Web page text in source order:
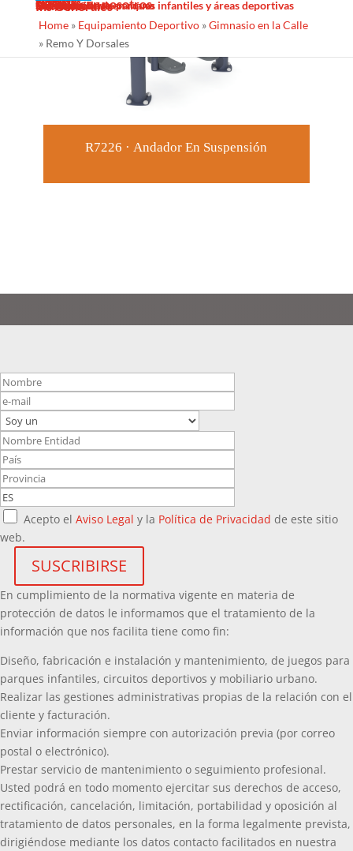
Trabaja con nosotros
Servicios
Diseño
Fabricacion
Mantenimiento
Proyectos llave en mano
Desinfección de parques infantiles y áreas deportivas
Contacto
Ins Generales
Home» Equipamiento Deportivo»Gimnasio en la Calle
» Remo Y Dorsales
R7226 · Andador En Suspensión
Acepto el Aviso Legal y la Política de Privacidad de este sitio
web.
En cumplimiento de la normativa vigente en materia de
protección de datos le informamos que el tratamiento de la
información que nos facilita tiene como fin:
Diseño, fabricación e instalación y mantenimiento, de juegos para
parques infantiles, circuitos deportivos y mobiliario urbano.
Realizar las gestiones administrativas propias de la relación con el
cliente y facturación.
Enviar información siempre con autorización previa (por correo
postal o electrónico).
Prestar servicio de mantenimiento o seguimiento profesional.
Usted podrá en todo momento ejercitar sus derechos de acceso,
rectificación, cancelación, limitación, portabilidad y oposición al
tratamiento de datos personales, en la forma legalmente prevista,
dirigiéndose mediante los datos contacto facilitados en nuestra